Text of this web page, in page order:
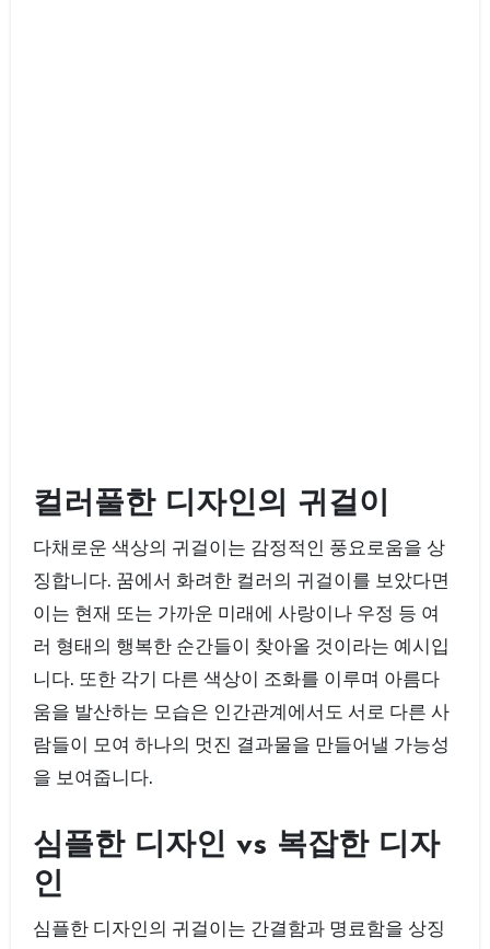
컬러풀한 디자인의 귀걸이
다채로운 색상의 귀걸이는 감정적인 풍요로움을 상
징합니다. 꿈에서 화려한 컬러의 귀걸이를 보았다면
이는 현재 또는 가까운 미래에 사랑이나 우정 등 여
러 형태의 행복한 순간들이 찾아올 것이라는 예시입
니다. 또한 각기 다른 색상이 조화를 이루며 아름다
움을 발산하는 모습은 인간관계에서도 서로 다른 사
람들이 모여 하나의 멋진 결과물을 만들어낼 가능성
을 보여줍니다.
심플한 디자인 vs 복잡한 디자
인
심플한 디자인의 귀걸이는 간결함과 명료함을 상징